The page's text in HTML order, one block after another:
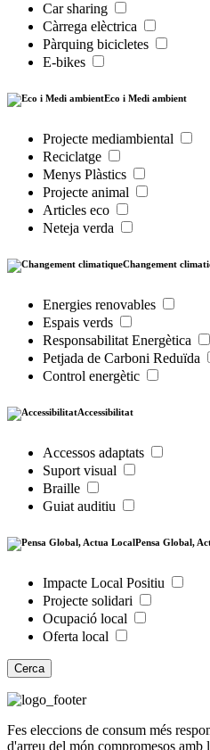
Car sharing
Càrrega elèctrica
Pàrquing bicicletes
E-bikes
Eco i Medi ambient
Projecte mediambiental
Reciclatge
Menys Plàstics
Projecte animal
Articles eco
Neteja verda
Changement
Energies renovables
Espais verds
Responsabilitat Energètica
Petjada de Carboni Reduïda
Control energètic
Accessibilitat
Accessos adaptats
Suport visual
Braille
Guiat auditiu
Pensa Global,
Impacte Local Positiu
Projecte solidari
Ocupació local
Oferta local
Cerca
Fes eleccions de consum més
d'arreu del món compromesos amb